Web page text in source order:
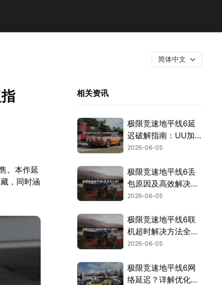
简体中文
。本作延
，同时涵
相关资讯
极限竞速地平线6延
迟破解指南：UU加
速一步到位！
2026-06-05
极限竞速地平线6丢
包原因及高效解决方
案详解！
2026-06-05
极限竞速地平线6联
机超时解决方法全指
南！
2026-06-05
极限竞速地平线6网
络延迟？详解优化方